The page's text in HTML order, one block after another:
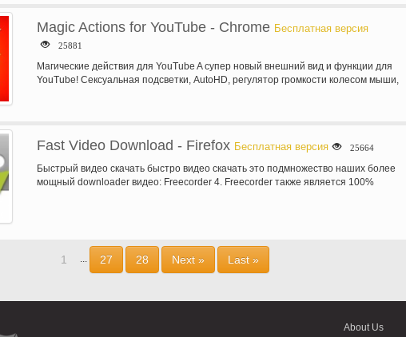
Magic Actions for YouTube - Chrome Бесплатная версия
25881
Магические действия для YouTube A супер новый внешний вид и функции для
YouTube! Сексуальная подсветки, AutoHD, регулятор громкости колесом мыши,
Fast Video Download - Firefox Бесплатная версия 25664
Быстрый видео скачать быстро видео скачать это подмножество наших более
мощный downloader видео: Freecorder 4. Freecorder также является 100%
1 27 28 Next » Last »
About Us